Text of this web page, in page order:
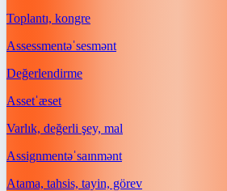
Toplantı, kongre
Assessmentəˈsesmənt
Değerlendirme
Assetˈæset
Varlık, değerli şey, mal
Assignmentəˈsaɪnmənt
Atama, tahsis, tayin, görev